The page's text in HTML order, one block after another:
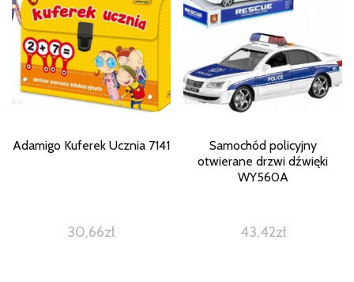
Adamigo Kuferek Ucznia 7141
30,66zł
Samochód policyjny
otwierane drzwi dźwięki
WY560A
43,42zł